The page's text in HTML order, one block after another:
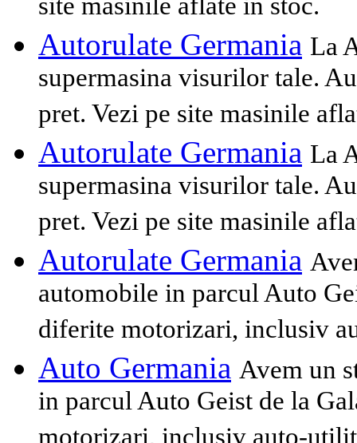
site masinile aflate in stoc.
Autorulate Germania La
supermasina visurilor tale.
pret. Vezi pe site masinile
Autorulate Germania La
supermasina visurilor tale.
pret. Vezi pe site masinile
Autorulate Germania
automobile in parcul Auto
diferite motorizari, inclusiv
Auto Germania Avem un
in parcul Auto Geist de la